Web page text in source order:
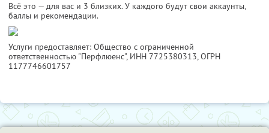
Всё это — для вас и 3 близких. У каждого будут свои аккаунты,
баллы и рекомендации.
Услуги предоставляет: Общество с ограниченной
ответственностью "Перфлюенс", ИНН 7725380313, ОГРН
1177746601757